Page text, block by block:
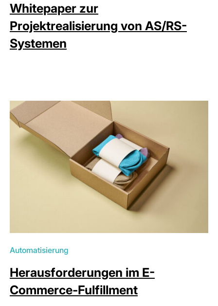
Whitepaper zur
Projektrealisierung von AS/RS-
Systemen
Automatisierung
Herausforderungen im E-
Commerce-Fulfillment